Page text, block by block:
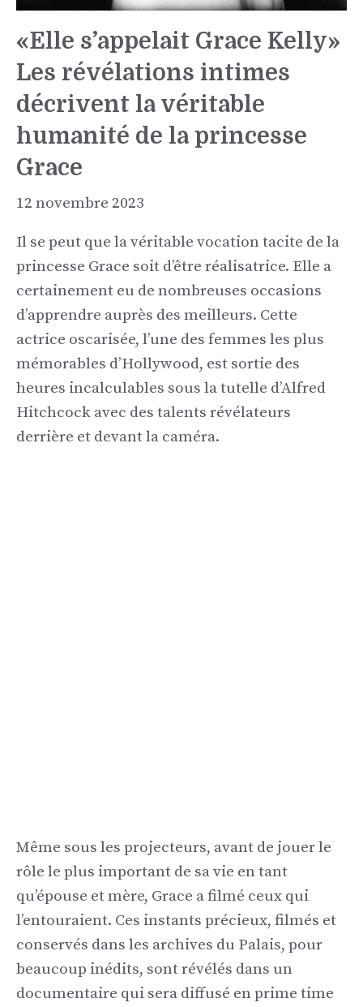
«Elle s’appelait Grace Kelly»
Les révélations intimes
décrivent la véritable
humanité de la princesse
Grace
12 novembre 2023
Il se peut que la véritable vocation tacite de la
princesse Grace soit d’être réalisatrice. Elle a
certainement eu de nombreuses occasions
d’apprendre auprès des meilleurs. Cette
actrice oscarisée, l’une des femmes les plus
mémorables d’Hollywood, est sortie des
heures incalculables sous la tutelle d’Alfred
Hitchcock avec des talents révélateurs
derrière et devant la caméra.
Même sous les projecteurs, avant de jouer le
rôle le plus important de sa vie en tant
qu’épouse et mère, Grace a filmé ceux qui
l’entouraient. Ces instants précieux, filmés et
conservés dans les archives du Palais, pour
beaucoup inédits, sont révélés dans un
documentaire qui sera diffusé en prime time